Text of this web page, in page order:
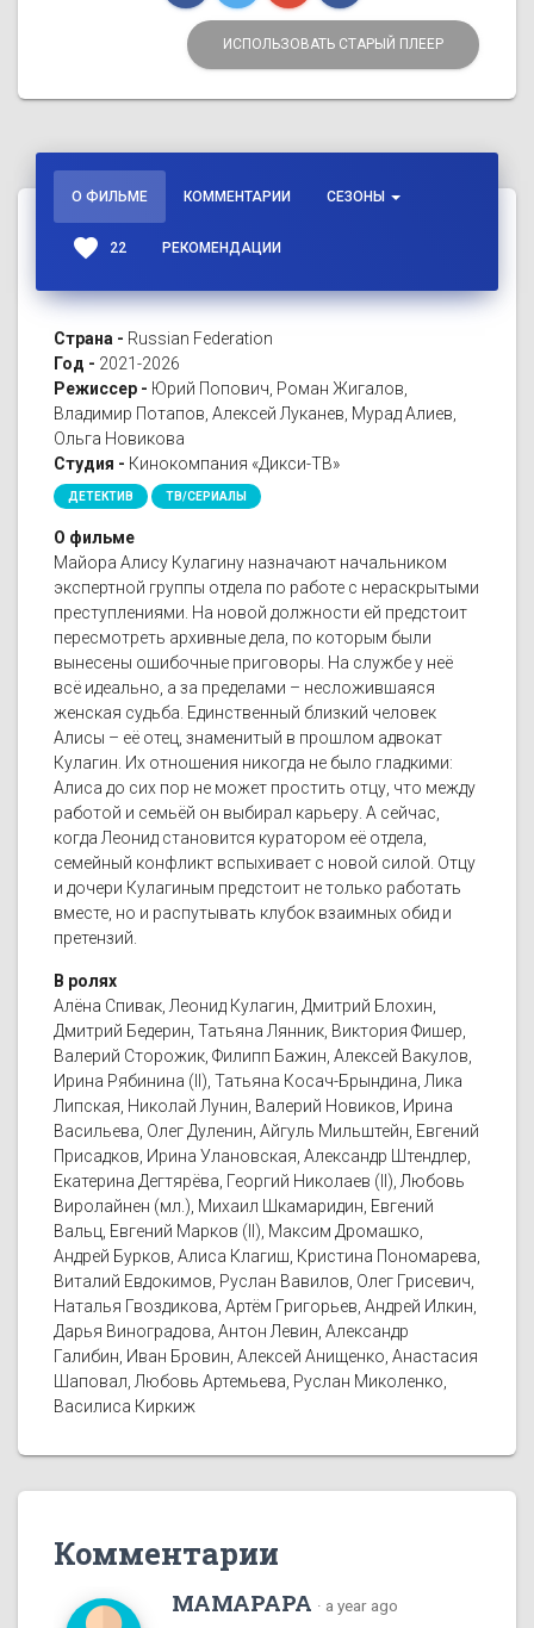
ИСПОЛЬЗОВАТЬ СТАРЫЙ ПЛЕЕР
О ФИЛЬМЕ КОММЕНТАРИИ СЕЗОНЫ
favorite 22 РЕКОМЕНДАЦИИ
Страна - Russian Federation
Год - 2021-2026
Режиссер - Юрий Попович, Роман Жигалов,
Владимир Потапов, Алексей Луканев, Мурад Алиев,
Ольга Новикова
Студия - Кинокомпания «Дикси-ТВ»
ДЕТЕКТИВ ТВ/СЕРИАЛЫ
О фильме
Майора Алису Кулагину назначают начальником
экспертной группы отдела по работе с нераскрытыми
преступлениями. На новой должности ей предстоит
пересмотреть архивные дела, по которым были
вынесены ошибочные приговоры. На службе у неё
всё идеально, а за пределами – несложившаяся
женская судьба. Единственный близкий человек
Алисы – её отец, знаменитый в прошлом адвокат
Кулагин. Их отношения никогда не было гладкими:
Алиса до сих пор не может простить отцу, что между
работой и семьёй он выбирал карьеру. А сейчас,
когда Леонид становится куратором её отдела,
семейный конфликт вспыхивает с новой силой. Отцу
и дочери Кулагиным предстоит не только работать
вместе, но и распутывать клубок взаимных обид и
претензий.
В ролях
Алёна Спивак, Леонид Кулагин, Дмитрий Блохин,
Дмитрий Бедерин, Татьяна Лянник, Виктория Фишер,
Валерий Сторожик, Филипп Бажин, Алексей Вакулов,
Ирина Рябинина (II), Татьяна Косач-Брындина, Лика
Липская, Николай Лунин, Валерий Новиков, Ирина
Васильева, Олег Дуленин, Айгуль Мильштейн, Евгений
Присадков, Ирина Улановская, Александр Штендлер,
Екатерина Дегтярёва, Георгий Николаев (II), Любовь
Виролайнен (мл.), Михаил Шкамаридин, Евгений
Вальц, Евгений Марков (II), Максим Дромашко,
Андрей Бурков, Алиса Клагиш, Кристина Пономарева,
Виталий Евдокимов, Руслан Вавилов, Олег Грисевич,
Наталья Гвоздикова, Артём Григорьев, Андрей Илкин,
Дарья Виноградова, Антон Левин, Александр
Галибин, Иван Бровин, Алексей Анищенко, Анастасия
Шаповал, Любовь Артемьева, Руслан Миколенко,
Василиса Киркиж
Комментарии
MAMAPAPA · a year ago